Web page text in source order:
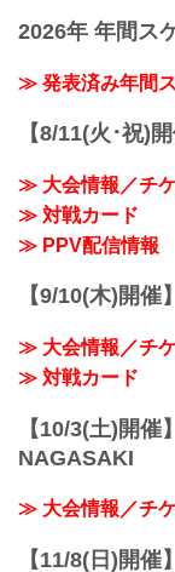
2026年 年間ス
≫ 発表済み年間
【8/11(火･祝)
≫ 大会情報／チ
≫ 対戦カード
≫ PPV配信情報
【9/10(木)開
≫ 大会情報／チ
≫ 対戦カード
【10/3(土)開
NAGASAKI
≫ 大会情報／チ
【11/8(日)開